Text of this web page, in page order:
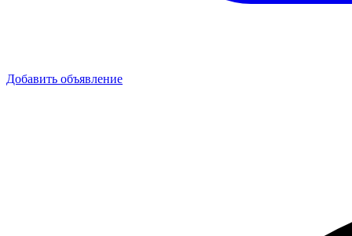
Добавить объявление